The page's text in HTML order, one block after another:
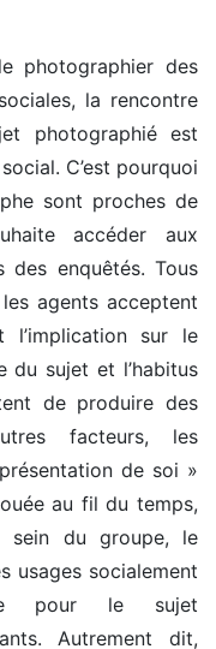
photographier des
la rencontre
photographié est
C’est pourquoi
sont proches de
accéder aux
des enquêtés. Tous
agents acceptent
l’implication sur le
du sujet et l’habitus
de produire des
facteurs, les
de soi »
au fil du temps,
sein du groupe, le
usages socialement
pour le sujet
Autrement dit,